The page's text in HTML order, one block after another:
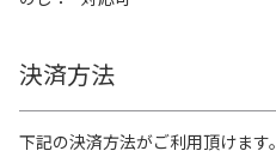
決済方法
下記の決済方法がご利用頂けます。